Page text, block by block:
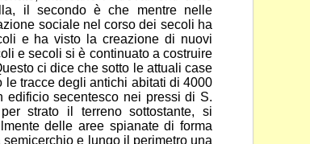
il secondo è che mentre nelle
sociale nel corso dei secoli ha
e ha visto la creazione di nuovi
e secoli si è continuato a costruire
ci dice che sotto le attuali case
le traccedegli antichi abitati di 4000
edificio secentesco nei pressi di S.
strato il terreno sottostante, si
delle aree spianate di forma
e lungo il perimetro una